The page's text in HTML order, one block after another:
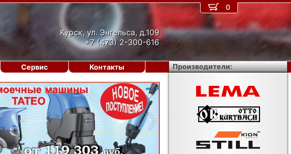
Курск, ул. Энгельса, д.109
+7 (473) 2-300-616
›
0
Сервис Контакты Производители: